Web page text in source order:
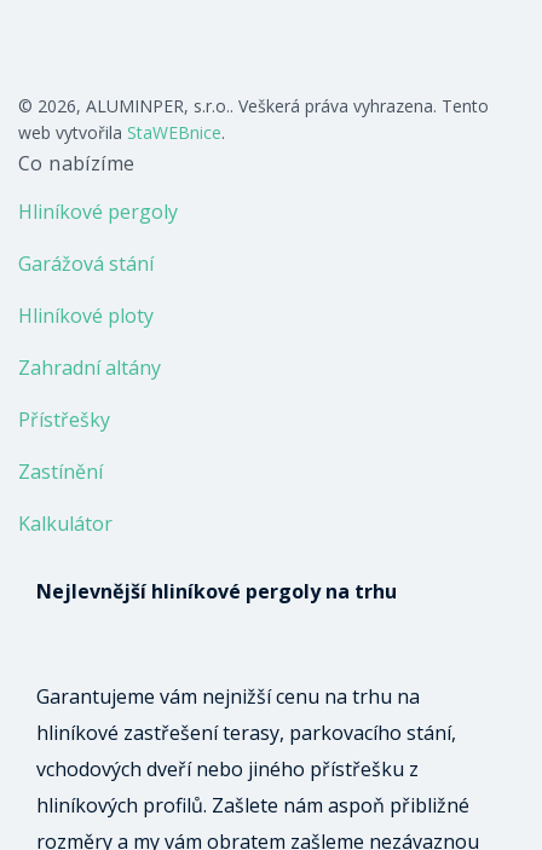
© 2026, ALUMINPER, s.r.o.. Veškerá práva vyhrazena. Tento
web vytvořila StaWEBnice.
Co nabízíme
Hliníkové pergoly
Garážová stání
Hliníkové ploty
Zahradní altány
Přístřešky
Zastínění
Kalkulátor
Nejlevnější hliníkové pergoly na trhu
Garantujeme vám nejnižší cenu na trhu na
hliníkové zastřešení terasy, parkovacího stání,
vchodových dveří nebo jiného přístřešku z
hliníkových profilů. Zašlete nám aspoň přibližné
rozměry a my vám obratem zašleme nezávaznou